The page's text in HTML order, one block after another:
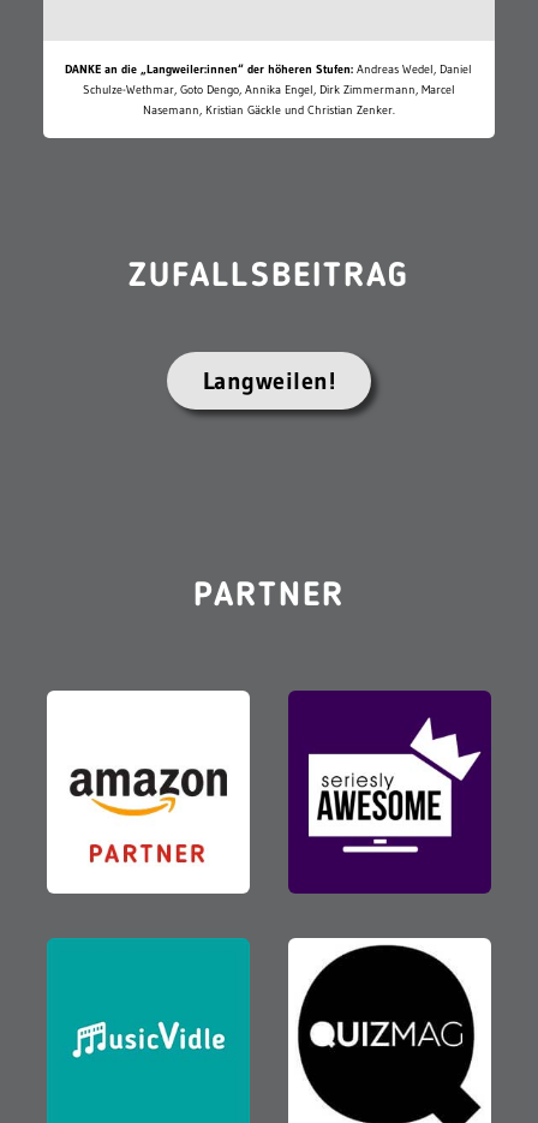
DANKE an die „Langweiler:innen“ der höheren Stufen: Andreas Wedel, Daniel
Schulze-Wethmar, Goto Dengo, Annika Engel, Dirk Zimmermann, Marcel
Nasemann, Kristian Gäckle und Christian Zenker.
ZUFALLSBEITRAG
Langweilen!
PARTNER